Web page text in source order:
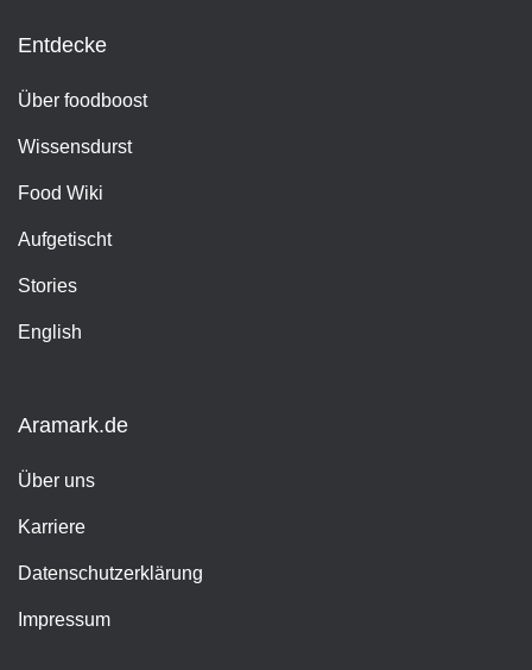
Entdecke
Über foodboost
Wissensdurst
Food Wiki
Aufgetischt
Stories
English
Aramark.de
Über uns
Karriere
Datenschutzerklärung
Impressum